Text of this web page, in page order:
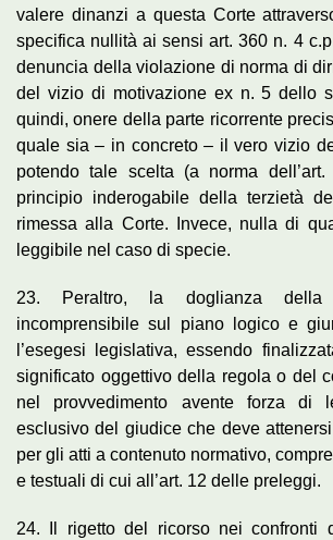
valere dinanzi a questa Corte
specifica nullità ai sensi art. 360 n. 4
denuncia della violazione di norma di
del vizio di motivazione ex n. 5 dello
quindi, onere della parte ricorrente
quale sia – in concreto – il vero vizio
potendo tale scelta (a norma
principio inderogabile della terzietà
rimessa alla Corte. Invece, nulla di
leggibile nel caso di specie.
23. Peraltro, la doglianza della
incomprensibile sul piano logico e
l’esegesi legislativa, essendo
significato oggettivo della regola o del
nel provvedimento avente forza di
esclusivo del giudice che deve
per gli atti a contenuto normativo,
e testuali di cui all’art. 12 delle preleggi.
24. Il rigetto del ricorso nei confronti